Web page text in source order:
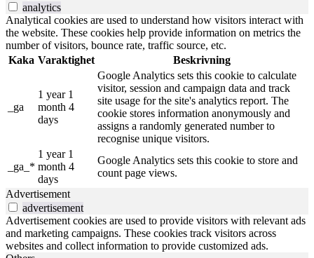
analytics
Analytical cookies are used to understand how visitors interact with
the website. These cookies help provide information on metrics the
number of visitors, bounce rate, traffic source, etc.
Kaka Varaktighet Beskrivning
_ga
1 year 1
month 4
days
Google Analytics sets this cookie to calculate
visitor, session and campaign data and track
site usage for the site's analytics report. The
cookie stores information anonymously and
assigns a randomly generated number to
recognise unique visitors.
_ga_*
1 year 1
month 4
days
Google Analytics sets this cookie to store and
count page views.
Advertisement
advertisement
Advertisement cookies are used to provide visitors with relevant ads
and marketing campaigns. These cookies track visitors across
websites and collect information to provide customized ads.